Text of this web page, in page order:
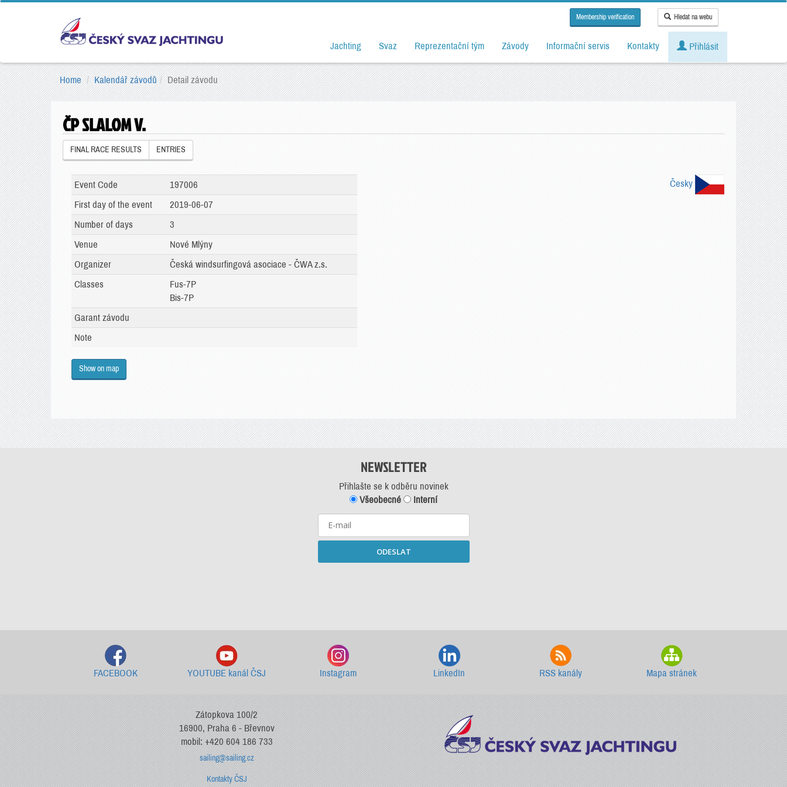
Membership verification Hledat na webu
Jachting Svaz Reprezentační tým Závody Informační servis Kontakty Přihlásit
Home Kalendář závodů Detail závodu
ČP SLALOM V.
FINAL RACE RESULTS ENTRIES
Česky
Event Code
197006
First day of the event
2019-06-07
Number of days
3
Venue
Nové Mlýny
Organizer
Česká windsurfingová asociace - ČWA z.s.
Classes
Fus-7P
Bis-7P
Garant závodu
Note
Show on map
NEWSLETTER
Přihlašte se k odběru novinek
Všeobecné
Interní
ODESLAT
FACEBOOK YOUTUBE kanál ČSJ Instagram LinkedIn RSS kanály Mapa stránek
Zátopkova 100/2
16900, Praha 6 - Břevnov
mobil: +420 604 186 733
sailing@sailing.cz
Kontakty ČSJ